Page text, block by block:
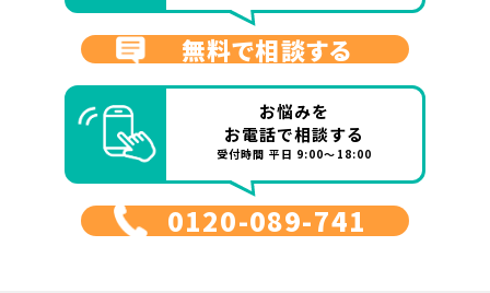
無料で相談する
お悩みを
お電話で相談する
受付時間 平日 9:00～18:00
0120-089-741